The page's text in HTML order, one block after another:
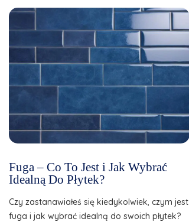
Fuga – Co To Jest i Jak Wybrać
Idealną Do Płytek?
Czy zastanawiałeś się kiedykolwiek, czym jest
fuga i jak wybrać idealną do swoich płytek?